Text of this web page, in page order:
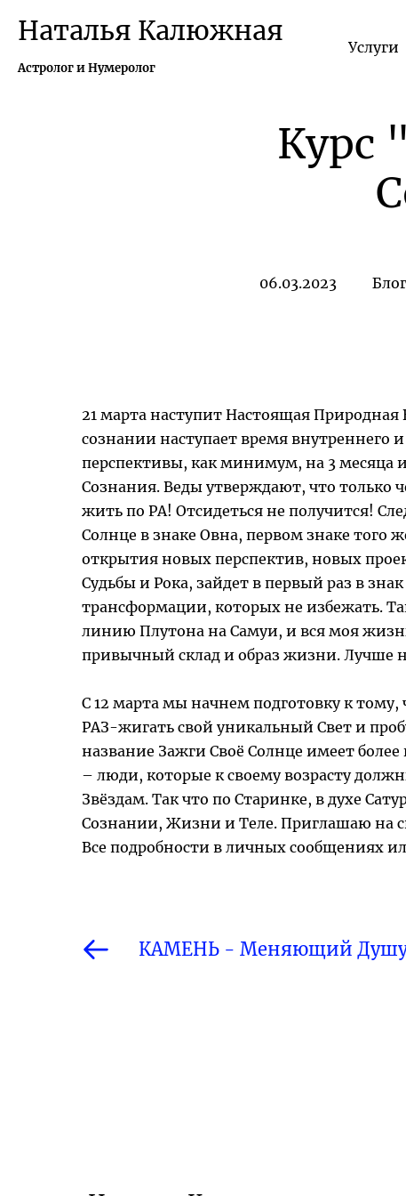
Наталья Калюжная
Астролог и Нумеролог
Услуги
Курс
06.03.2023 Блог
21 марта наступит Настоящая Природная
сознании наступает время внутреннего
перспективы, как минимум, на 3 месяца
Сознания. Веды утверждают, что только
жить по РА! Отсидеться не получится!
Солнце в знаке Овна, первом знаке
открытия новых перспектив, новых
Судьбы и Рока, зайдет в первый раз в
трансформации, которых не избежать.
линию Плутона на Самуи, и вся моя
привычный склад и образ жизни. Лучше
С 12 марта мы начнем подготовку к
РАЗ-жигать свой уникальный Свет и
название Зажги Своё Солнце имеет
– люди, которые к своему возрасту
Звёздам. Так что по Старинке, в духе
Сознании, Жизни и Теле. Приглашаю на
Все подробности в личных сообщениях
КАМЕНЬ - Меняющий